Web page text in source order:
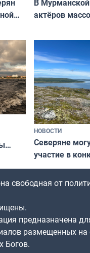
В
актёров
НОВОСТИ
Северяне
участие в
северной
по
свободная от
предназначена
размещенных на
Богов.